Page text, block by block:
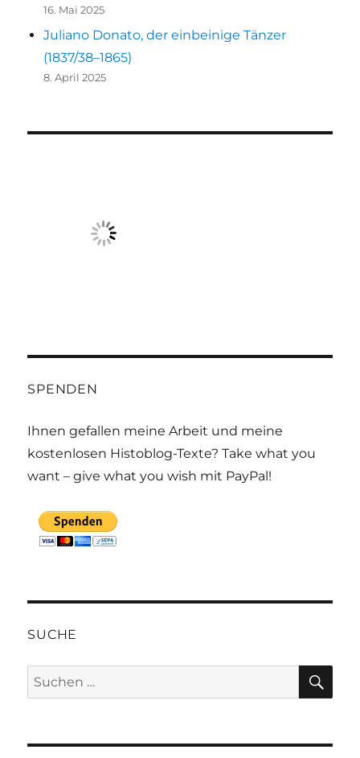
16. Mai 2025
Juliano Donato, der einbeinige Tänzer
(1837/38–1865)
8. April 2025
SPENDEN
Ihnen gefallen meine Arbeit und meine
kostenlosen Histoblog-Texte? Take what you
want – give what you wish mit PayPal!
SUCHE
Suchen
nach: